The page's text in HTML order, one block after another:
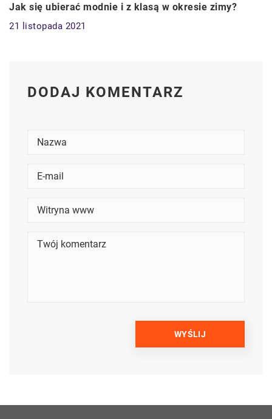
Jak się ubierać modnie i z klasą w okresie zimy?
21 listopada 2021
DODAJ KOMENTARZ